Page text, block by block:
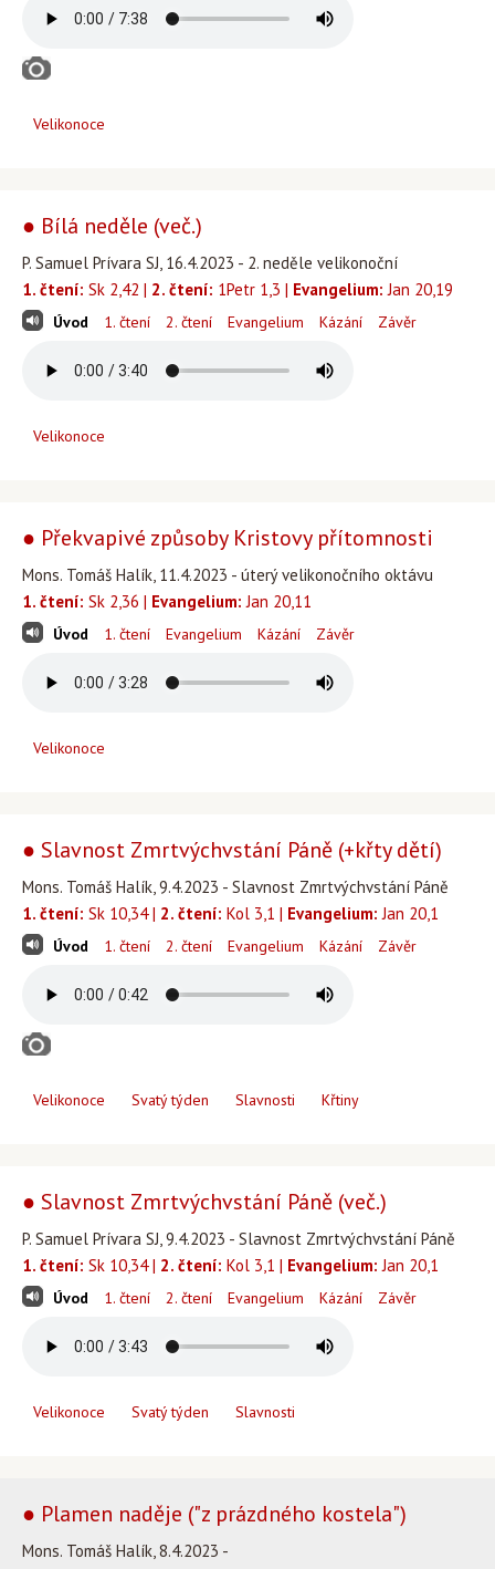
Velikonoce
● Bílá neděle (več.)
P. Samuel Prívara SJ, 16.4.2023 - 2. neděle velikonoční
1. čtení: Sk 2,42 | 2. čtení: 1Petr 1,3 | Evangelium: Jan 20,19
Úvod 1. čtení 2. čtení Evangelium Kázání Závěr
Velikonoce
● Překvapivé způsoby Kristovy přítomnosti
Mons. Tomáš Halík, 11.4.2023 - úterý velikonočního oktávu
1. čtení: Sk 2,36 | Evangelium: Jan 20,11
Úvod 1. čtení Evangelium Kázání Závěr
Velikonoce
● Slavnost Zmrtvýchvstání Páně (+křty dětí)
Mons. Tomáš Halík, 9.4.2023 - Slavnost Zmrtvýchvstání Páně
1. čtení: Sk 10,34 | 2. čtení: Kol 3,1 | Evangelium: Jan 20,1
Úvod 1. čtení 2. čtení Evangelium Kázání Závěr
Velikonoce Svatý týden Slavnosti Křtiny
● Slavnost Zmrtvýchvstání Páně (več.)
P. Samuel Prívara SJ, 9.4.2023 - Slavnost Zmrtvýchvstání Páně
1. čtení: Sk 10,34 | 2. čtení: Kol 3,1 | Evangelium: Jan 20,1
Úvod 1. čtení 2. čtení Evangelium Kázání Závěr
Velikonoce Svatý týden Slavnosti
● Plamen naděje ("z prázdného kostela")
Mons. Tomáš Halík, 8.4.2023 -